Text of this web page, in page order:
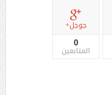
جوجل+
0
المتابعين